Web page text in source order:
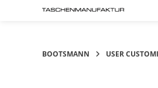
BOOTSMANN USER